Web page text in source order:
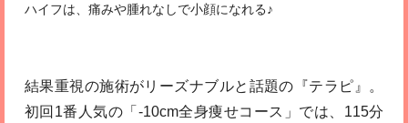
ハイフは、痛みや腫れなしで小顔になれる♪
結果重視の施術がリーズナブルと話題の『テラピ』。
初回1番人気の「-10cm全身痩せコース」では、115分